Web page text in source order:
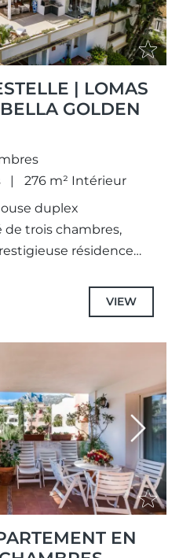
| LOMAS
GOLDEN
276 m² Intérieur
duplex
trois chambres,
résidence
de Marbella.Offrant
VIEW
Next
EN